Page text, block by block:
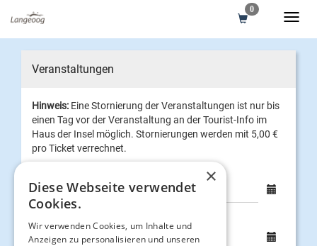
0
Veranstaltungen
Hinweis: Eine Stornierung der Veranstaltungen ist nur bis
einen Tag vor der Veranstaltung an der Tourist-Info im
Haus der Insel möglich. Stornierungen werden mit 5,00 €
pro Ticket verrechnet.
×
Diese Webseite verwendet
Cookies.
Wir verwenden Cookies, um Inhalte und
Anzeigen zu personalisieren und unseren